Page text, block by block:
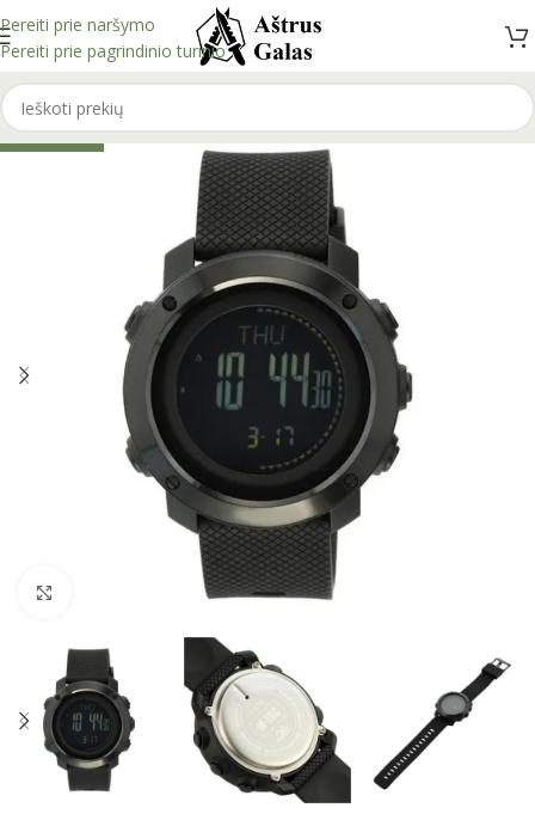
Pereiti prie naršymo
Pereiti prie pagrindinio turinio
Spustelėkite, kad padidintumėte